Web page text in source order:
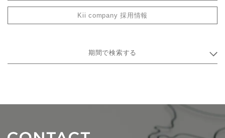
Kii company 採用情報
期間で検索する